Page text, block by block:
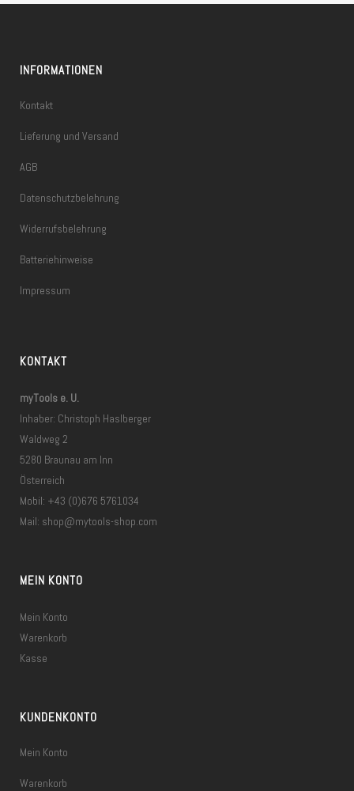
INFORMATIONEN
Kontakt
Lieferung und Versand
AGB
Datenschutzbelehrung
Widerrufsbelehrung
Batteriehinweise
Impressum
KONTAKT
myTools e. U.
Inhaber: Christoph Haslberger
Waldweg 2
5280 Braunau am Inn
Österreich
Mobil: +43 (0)676 5761034
Mail: shop@mytools-shop.com
MEIN KONTO
Mein Konto
Warenkorb
Kasse
KUNDENKONTO
Mein Konto
Warenkorb